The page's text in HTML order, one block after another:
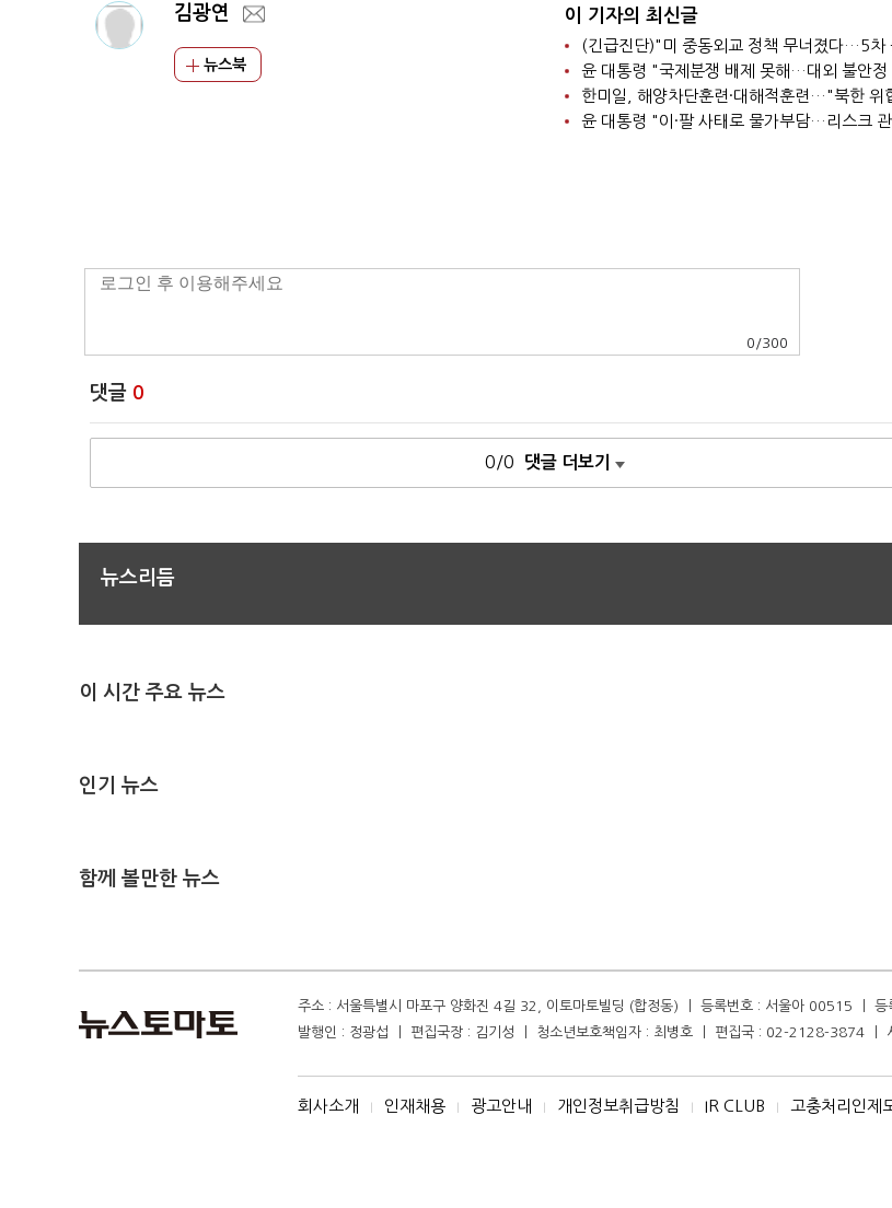
김광연
뉴스북
이 기자의 최신글
윤 대통령 "국제분쟁 배제 못해…대외 불안정
한미일, 해양차단훈련·대해적훈련…"북한 위
윤 대통령 "이·팔 사태로 물가부담…리스크
0 /300
댓글 0
0/0 댓글 더보기
뉴스리듬
이 시간 주요 뉴스
인기 뉴스
함께 볼만한 뉴스
주소 : 서울특별시 마포구 양화진 4길 32, 이토마토빌딩 (합정동) ㅣ 등록번호 : 서울아 00515 ㅣ
발행인 : 정광섭 ㅣ 편집국장 : 김기성 ㅣ 청소년보호책임자 : 최병호 ㅣ 편집국 : 02-2128-3874
회사소개 I 인재채용 I 광고안내 I 개인정보취급방침 I IR CLUB I 고충처리인제